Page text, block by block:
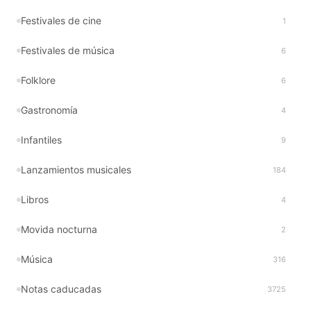
Festivales de cine 1
Festivales de música 6
Folklore 6
Gastronomía 4
Infantiles 9
Lanzamientos musicales 184
Libros 4
Movida nocturna 2
Música 316
Notas caducadas 3725